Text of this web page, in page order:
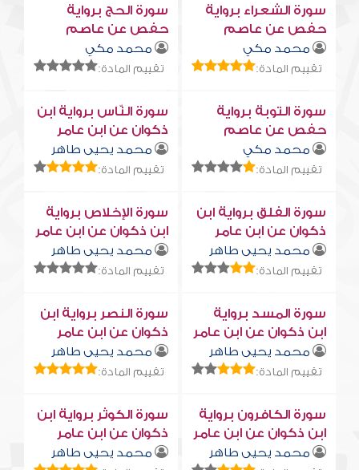
سورة الشعراء برواية
حفص عن عاصم
محمد مكي
تقييم المادة:
سورة الحج برواية
حفص عن عاصم
محمد مكي
تقييم المادة:
سورة التوبة برواية
حفص عن عاصم
محمد مكي
تقييم المادة:
سورة النّاس برواية ابن
ذكوان عن ابن عامر
محمد يحيى طاهر
تقييم المادة:
سورة الفلق برواية ابن
ذكوان عن ابن عامر
محمد يحيى طاهر
تقييم المادة:
سورة الإخلاص برواية
ابن ذكوان عن ابن عامر
محمد يحيى طاهر
تقييم المادة:
سورة المسد برواية
ابن ذكوان عن ابن عامر
محمد يحيى طاهر
تقييم المادة:
سورة النصر برواية ابن
ذكوان عن ابن عامر
محمد يحيى طاهر
تقييم المادة:
سورة الكافرون برواية
ابن ذكوان عن ابن عامر
محمد يحيى طاهر
سورة الكوثر برواية ابن
ذكوان عن ابن عامر
محمد يحيى طاهر